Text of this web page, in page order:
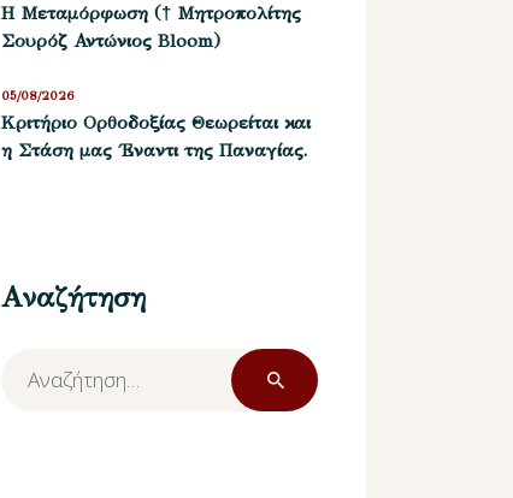
Η Μεταμόρφωση († Μητροπολίτης
Σουρόζ Αντώνιος Bloom)
Kριτήριο Oρθοδοξίας Θεωρείται και
η Στάση μας ΄Εναντι της Παναγίας.
05/08/2026
Αναζήτηση
Αναζήτηση
για: